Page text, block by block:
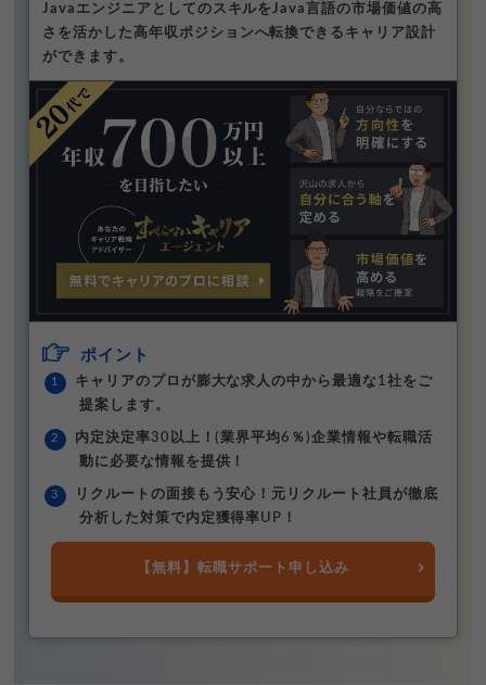
JavaエンジニアとしてのスキルをJava言語の市場価値の高
さを活かした高年収ポジションへ転換できるキャリア設計
ができます。
ポイント
キャリアのプロが膨大な求人の中から最適な1社をご
提案します。
内定決定率30以上！(業界平均6％)企業情報や転職活
動に必要な情報を提供！
リクルートの面接もう安心！元リクルート社員が徹底
分析した対策で内定獲得率UP！
【無料】転職サポート申し込み